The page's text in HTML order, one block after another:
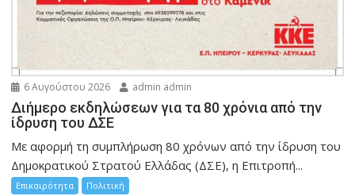
6 Αυγούστου 2026 admin admin
Διήμερο εκδηλώσεων για τα 80 χρόνια από την
ίδρυση του ΔΣΕ
Με αφορμή τη συμπλήρωση 80 χρόνων από την ίδρυση του
Δημοκρατικού Στρατού Ελλάδας (ΔΣΕ), η Επιτροπή...
Επικαιρότητα Πολιτική